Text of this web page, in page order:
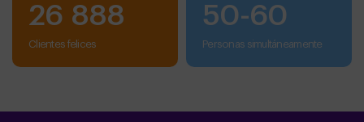
26 888
clientes felices
50-60
personas simultáneamente